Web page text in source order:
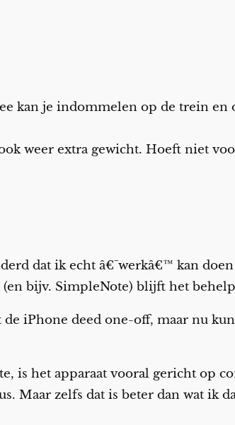
kan je indommelen op de trein en
weer extra gewicht. Hoeft niet
dat ik echt â€˜werkâ€™ kan
bijv. SimpleNote) blijft het
iPhone deed one-off, maar nu
is het apparaat vooral gericht op
Maar zelfs dat is beter dan wat ik